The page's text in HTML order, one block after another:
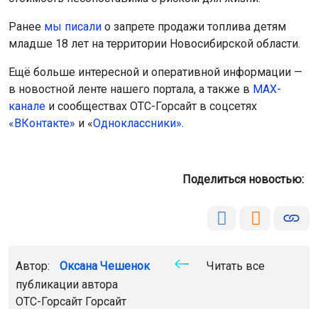
имеют право получить листок нетрудоспособности
даже в том случае, если они сами здоровы.
Кто и когда может уйти на больничный без болезни
Согласно закону № 255-ФЗ, больничный лист по уходу
может оформить официально трудоустроенный член